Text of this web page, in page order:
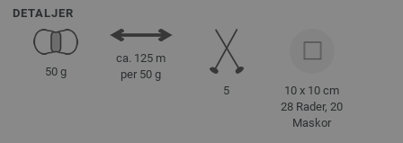
DETALJER
50 g
ca. 125 m
per 50 g
5
10 x 10 cm
28 Rader, 20
Maskor